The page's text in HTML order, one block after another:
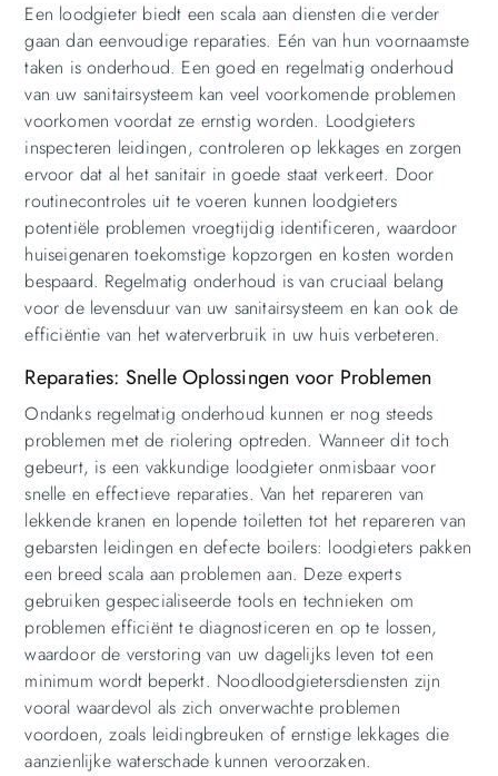
Een loodgieter biedt een scala aan diensten die verder
gaan dan eenvoudige reparaties. Eén van hun voornaamste
taken is onderhoud. Een goed en regelmatig onderhoud
van uw sanitairsysteem kan veel voorkomende problemen
voorkomen voordat ze ernstig worden. Loodgieters
inspecteren leidingen, controleren op lekkages en zorgen
ervoor dat al het sanitair in goede staat verkeert. Door
routinecontroles uit te voeren kunnen loodgieters
potentiële problemen vroegtijdig identificeren, waardoor
huiseigenaren toekomstige kopzorgen en kosten worden
bespaard. Regelmatig onderhoud is van cruciaal belang
voor de levensduur van uw sanitairsysteem en kan ook de
efficiëntie van het waterverbruik in uw huis verbeteren.
Reparaties: Snelle Oplossingen voor Problemen
Ondanks regelmatig onderhoud kunnen er nog steeds
problemen met de riolering optreden. Wanneer dit toch
gebeurt, is een vakkundige loodgieter onmisbaar voor
snelle en effectieve reparaties. Van het repareren van
lekkende kranen en lopende toiletten tot het repareren van
gebarsten leidingen en defecte boilers: loodgieters pakken
een breed scala aan problemen aan. Deze experts
gebruiken gespecialiseerde tools en technieken om
problemen efficiënt te diagnosticeren en op te lossen,
waardoor de verstoring van uw dagelijks leven tot een
minimum wordt beperkt. Noodloodgietersdiensten zijn
vooral waardevol als zich onverwachte problemen
voordoen, zoals leidingbreuken of ernstige lekkages die
aanzienlijke waterschade kunnen veroorzaken.